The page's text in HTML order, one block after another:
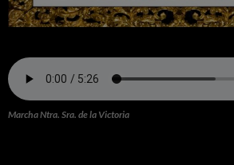
Marcha Ntra. Sra. de la Victoria